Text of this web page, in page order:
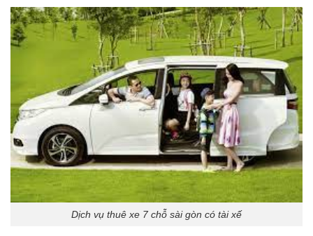
Dịch vụ thuê xe 7 chỗ sài gòn có tài xế